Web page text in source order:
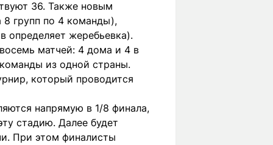
36. Также новым
8 групп по 4 команды),
определяет жеребьевка).
матчей: 4 дома и 4 в
из одной страны.
который проводится
напрямую в 1/8 финала,
стадию. Далее будет
При этом финалисты